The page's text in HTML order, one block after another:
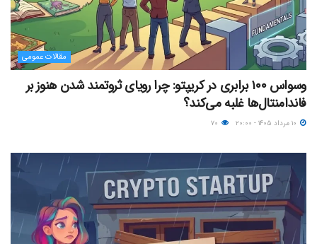
مقالات عمومی
وسواس ۱۰۰ برابری در کریپتو: چرا رویای ثروتمند شدن هنوز بر
فاندامنتال‌ها غلبه می‌کند؟